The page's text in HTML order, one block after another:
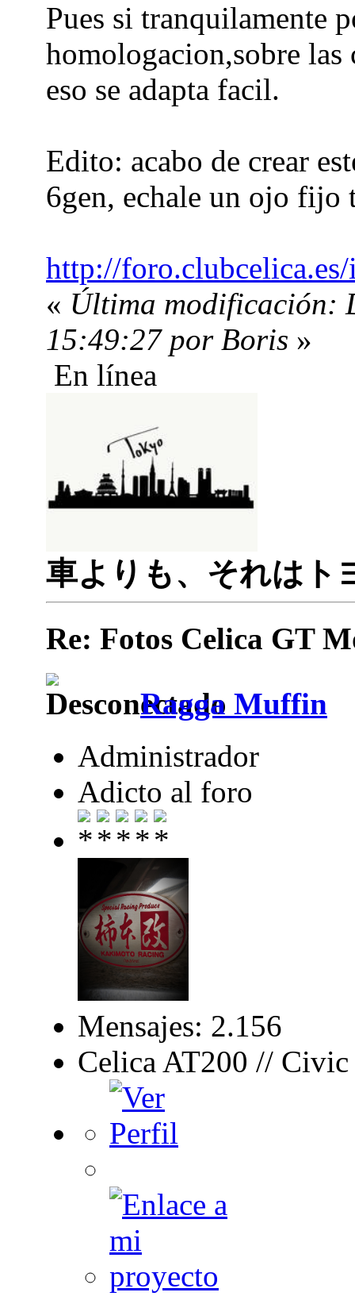
Pues si tranquilamente
homologacion,sobre las
eso se adapta facil.
Edito: acabo de crear
6gen, echale un ojo fijo
http://
« Última modificación:
15:49:27 por Boris »
En línea
車よりも、それはト
Re: Fotos Celica GT
Ragga Muffin
Administrador
Adicto al foro
Mensajes: 2.156
Celica AT200 //